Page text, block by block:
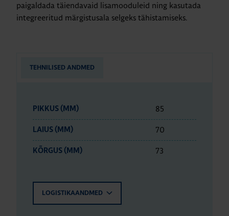
paigaldada täiendavaid lisamooduleid ning kasutada
integreeritud märgistusala selgeks tähistamiseks.
TEHNILISED ANDMED
PIKKUS (MM) 85
LAIUS (MM) 70
KÕRGUS (MM) 73
LOGISTIKAANDMED